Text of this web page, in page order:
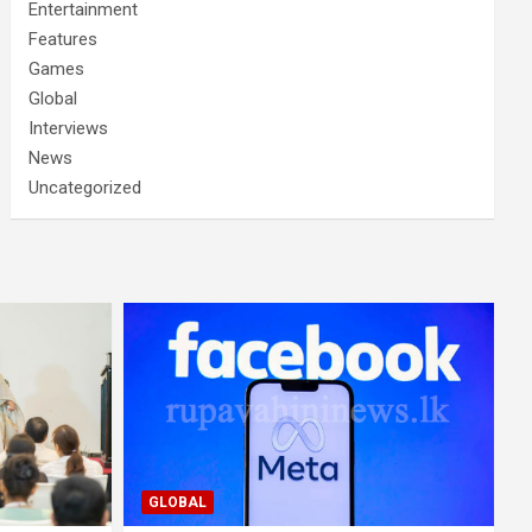
Entertainment
Features
Games
Global
Interviews
News
Uncategorized
GLOBAL